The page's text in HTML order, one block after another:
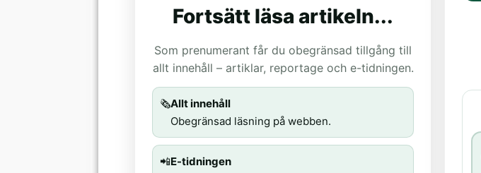
Fortsätt läsa artikeln...
Som prenumerant får du obegränsad tillgång till
allt innehåll – artiklar, reportage och e-tidningen.
🗞️Allt innehåll
Obegränsad läsning på webben.
📲E-tidningen